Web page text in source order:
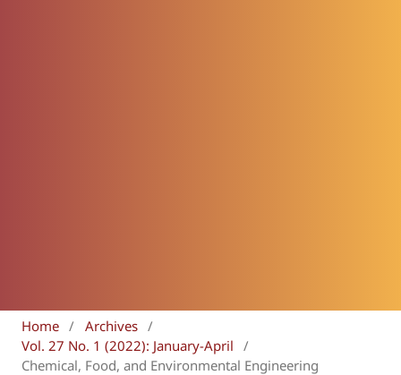
Home / Archives /
Vol. 27 No. 1 (2022): January-April
/
Chemical, Food, and Environmental Engineering